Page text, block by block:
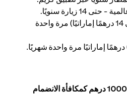
14 زيارة سنويًا.
طلبات: خصم 20% (حتى 14 درهمًا إماراتيًا) مرة واحدة